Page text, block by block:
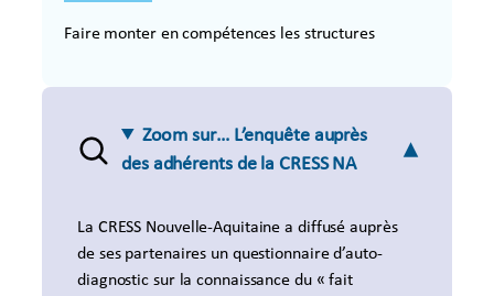
Faire monter en compétences les structures
Zoom sur… L’enquête auprès
des adhérents de la CRESS NA
La CRESS Nouvelle-Aquitaine a diffusé auprès
de ses partenaires un questionnaire d’auto-
diagnostic sur la connaissance du « fait